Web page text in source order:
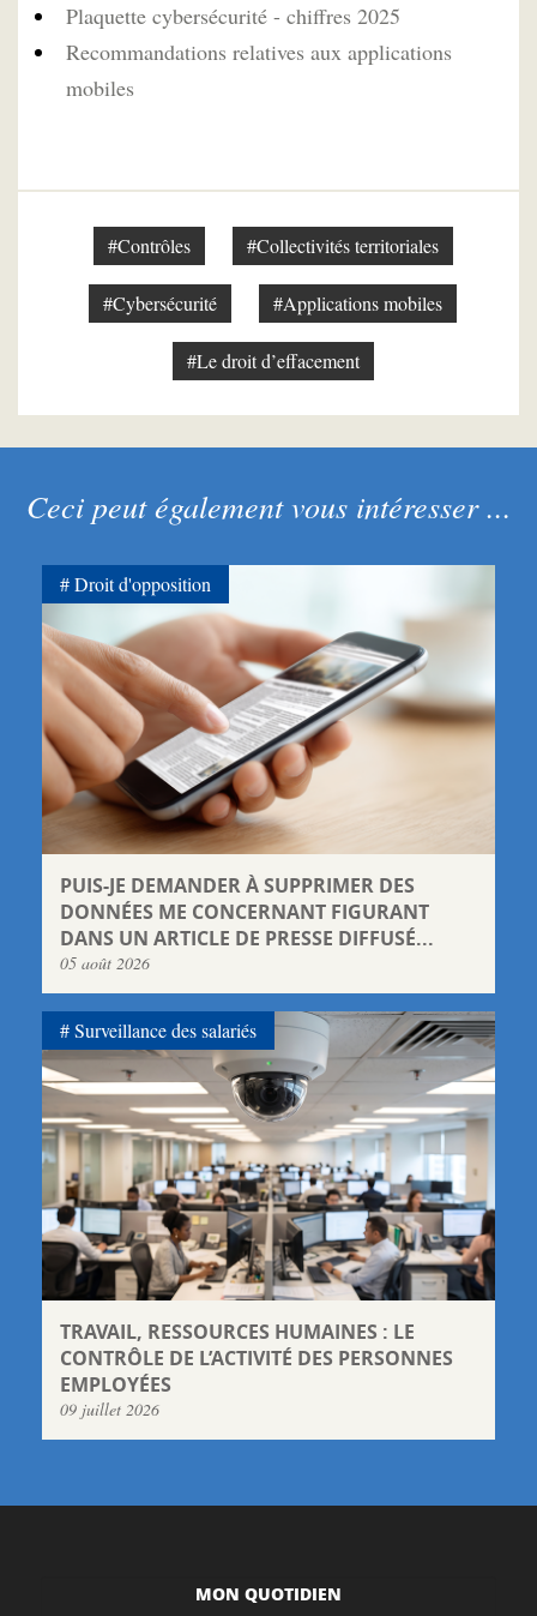
Plaquette cybersécurité - chiffres 2025
Recommandations relatives aux applications
mobiles
#Contrôles #Collectivités territoriales
#Cybersécurité #Applications mobiles
#Le droit d’effacement
Ceci peut également vous intéresser ...
PUIS-JE DEMANDER À SUPPRIMER DES
DONNÉES ME CONCERNANT FIGURANT
DANS UN ARTICLE DE PRESSE DIFFUSÉ...
05 août 2026
Droit d'opposition
TRAVAIL, RESSOURCES HUMAINES : LE
CONTRÔLE DE L’ACTIVITÉ DES PERSONNES
EMPLOYÉES
09 juillet 2026
Surveillance des salariés
MON QUOTIDIEN